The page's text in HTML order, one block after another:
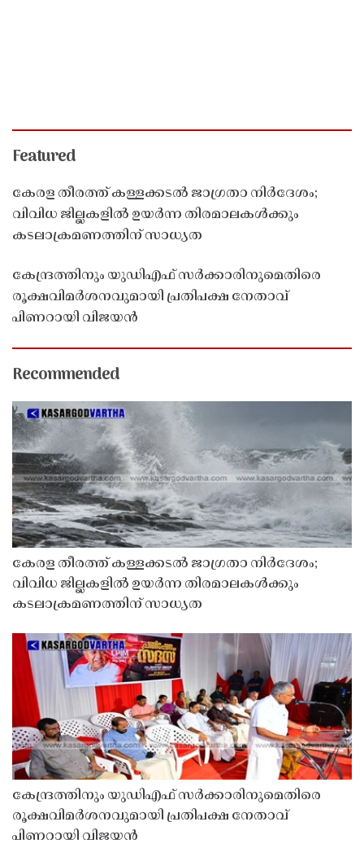
Featured
കേരള തീരത്ത് കള്ളക്കടൽ ജാഗ്രതാ നിർദേശം;
വിവിധ ജില്ലകളിൽ ഉയർന്ന തിരമാലകൾക്കും
കടലാക്രമണത്തിന് സാധ്യത
കേന്ദ്രത്തിനും യുഡിഎഫ് സർക്കാരിനുമെതിരെ
രൂക്ഷവിമർശനവുമായി പ്രതിപക്ഷ നേതാവ്
പിണറായി വിജയൻ
Recommended
കേരള തീരത്ത് കള്ളക്കടൽ ജാഗ്രതാ നിർദേശം;
വിവിധ ജില്ലകളിൽ ഉയർന്ന തിരമാലകൾക്കും
കടലാക്രമണത്തിന് സാധ്യത
കേന്ദ്രത്തിനും യുഡിഎഫ് സർക്കാരിനുമെതിരെ
രൂക്ഷവിമർശനവുമായി പ്രതിപക്ഷ നേതാവ്
പിണറായി വിജയൻ